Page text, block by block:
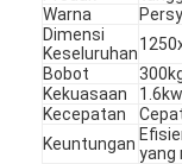
Warna
Dimensi
Keseluruhan
Bobot
Kekuasaan
1.6kw
Kecepatan
Keuntungan yang